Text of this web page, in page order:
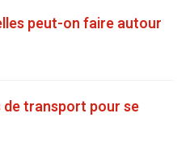
peut-on faire autour
transport pour se